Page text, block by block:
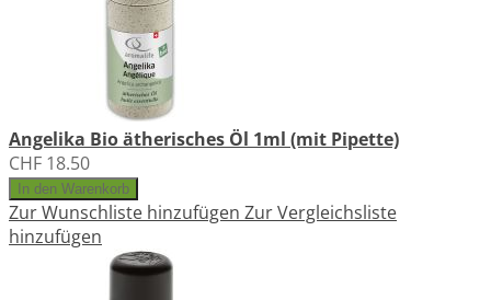
Angelika Bio ätherisches Öl 1ml (mit Pipette)
CHF 18.50
In den Warenkorb
Zur Wunschliste hinzufügen Zur Vergleichsliste
hinzufügen